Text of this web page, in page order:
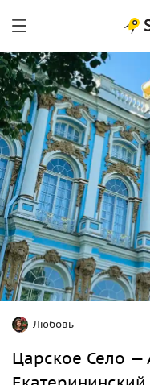
Любовь
Царское Село —